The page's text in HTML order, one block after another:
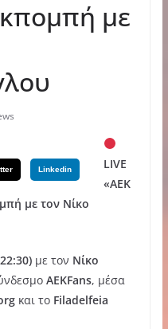
με
Linkedin
LIVE
«ΑΕΚ
με τον Νίκο
με τον Νίκο
AEKFans, μέσα
και το Filadelfeia